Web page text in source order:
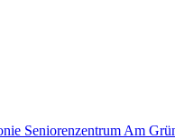
Seniorenzentrum Am